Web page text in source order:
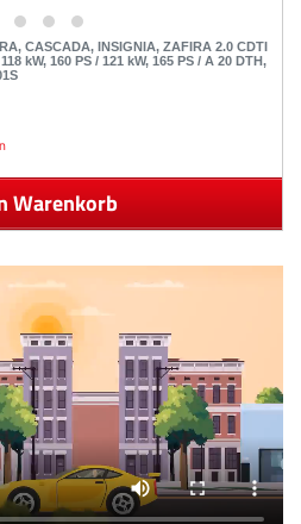
CASCADA, INSIGNIA, ZAFIRA 2.0 CDTI
kW, 160 PS / 121 kW, 165 PS / A 20 DTH,
Warenkorb